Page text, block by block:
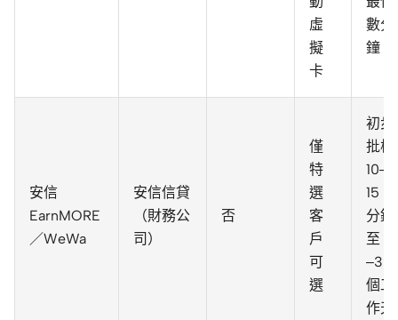
虛
擬
卡
數分
鐘
安信
EarnMORE
／WeWa
安信信貸
（財務公
司）
否
僅
特
選
客
戶
可
選
初步
批核
10–
15
分鐘
至 1
–3
個工
作天